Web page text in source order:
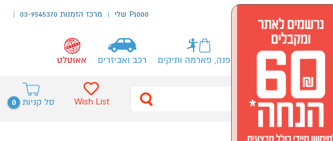
P1000 שלי מרכז הזמנות 03-9545370
ספורט, מחנאות וילדים אופנה, פארמה ותיקים רכב ואביזרים אאוטלט
סל קניות 0 Wish List